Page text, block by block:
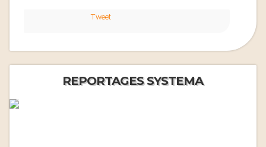
Tweet
REPORTAGES SYSTEMA